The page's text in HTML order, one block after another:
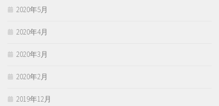
2020年5月
2020年4月
2020年3月
2020年2月
2019年12月